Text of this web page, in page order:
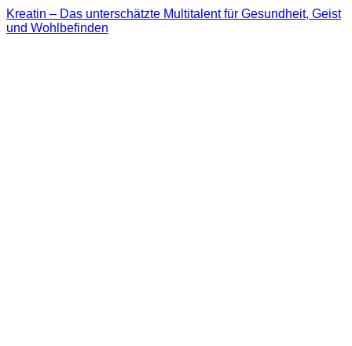
Kreatin – Das unterschätzte Multitalent für Gesundheit, Geist
und Wohlbefinden